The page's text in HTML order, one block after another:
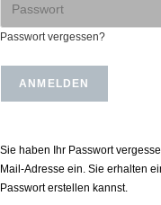
Passwort vergessen?
Sie haben Ihr Passwort
Mail-Adresse ein. Sie erhalten
Passwort erstellen kannst.